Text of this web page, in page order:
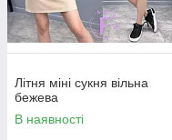
Літня міні сукня вільна
бежева
В наявності